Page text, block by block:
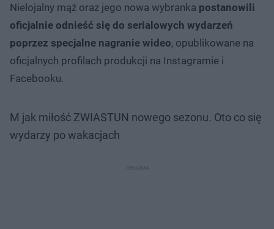
Nielojalny mąż oraz jego nowa wybranka postanowili
oficjalnie odnieść się do serialowych wydarzeń
poprzez specjalne nagranie wideo, opublikowane na
oficjalnych profilach produkcji na Instagramie i
Facebooku.
M jak miłość ZWIASTUN nowego sezonu. Oto co się
wydarzy po wakacjach